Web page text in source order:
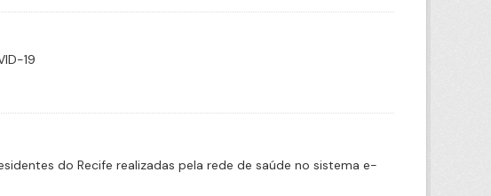
19
do Recife realizadas pela rede de saúde no sistema e-